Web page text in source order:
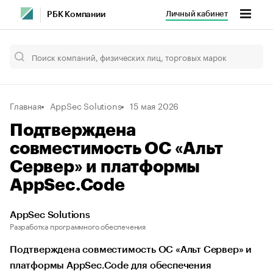
РБК Компании Личный кабинет
Главная AppSec Solutions 15 мая 2026
Подтверждена
совместимость ОС «Альт
Сервер» и платформы
AppSec.Code
AppSec Solutions
Разработка программного обеспечения
Подтверждена совместимость ОС «Альт Сервер» и
платформы AppSec.Code для обеспечения